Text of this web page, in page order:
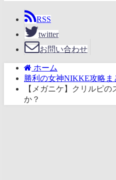
RSS
twitter
お問い合わせ
ホーム
勝利の女神NIKKE攻略ま
【メガニケ】クリルピ
か？